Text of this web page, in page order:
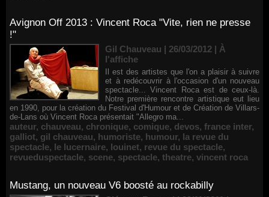
Avignon Off 2013 : Vincent Roca "Vite, rien ne presse
!"
Gil Chauveau | 26/03/2012 | À
l'affiche
Il est des artistes que l'on a plaisir à suivre
et à redécouvrir à l'occasion d'un nouveau
spectacle... Vincent Roca est de ceux-là.
Notre première rencontre artistique eut lieu
en 1990, pour la création du Festival d'Humour et de Création de Villars-
de-Lans où Vincent Roca présentait "Allegro ma...
auteur, chauveau, chronique, comique, devos, france inter,
galliot, gil chauveau, humoriste, humour, la revue du
spectacle, le lucernaire, louinet, revue du spectacle,
revueduspectacle, scene, spectacle, theatre, vincent roca
Mustang, un nouveau V6 boosté au rockabilly